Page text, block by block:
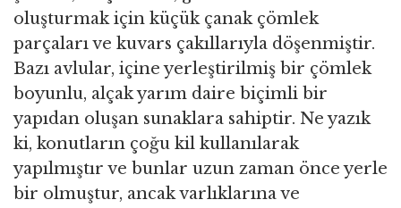
oluşturmak için küçük çanak çömlek
parçaları ve kuvars çakıllarıyla döşenmiştir.
Bazı avlular, içine yerleştirilmiş bir çömlek
boyunlu, alçak yarım daire biçimli bir
yapıdan oluşan sunaklara sahiptir. Ne yazık
ki, konutların çoğu kil kullanılarak
yapılmıştır ve bunlar uzun zaman önce yerle
bir olmuştur, ancak varlıklarına ve